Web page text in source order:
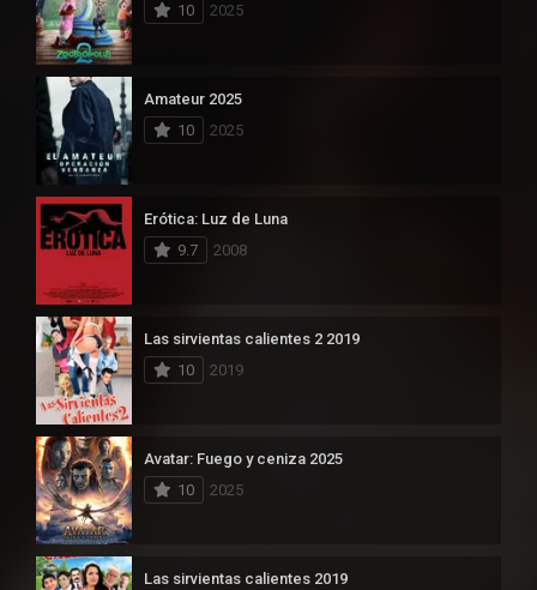
10 2025
Amateur 2025
10
2025
Erótica: Luz de Luna
9.7
2008
Las sirvientas calientes 2 2019
10
2019
Avatar: Fuego y ceniza 2025
10
2025
Las sirvientas calientes 2019